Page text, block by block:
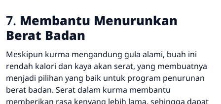
7. Membantu Menurunkan
Berat Badan
Meskipun kurma mengandung gula alami, buah ini
rendah kalori dan kaya akan serat, yang membuatnya
menjadi pilihan yang baik untuk program penurunan
berat badan. Serat dalam kurma membantu
memberikan rasa kenyang lebih lama, sehingga dapat